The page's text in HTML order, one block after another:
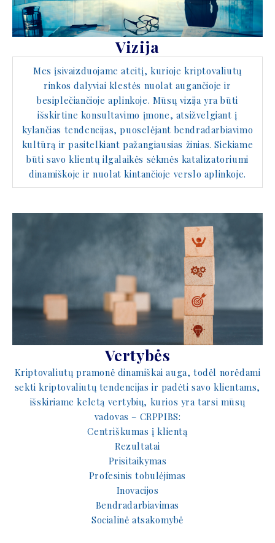
Vizija
Mes įsivaizduojame ateitį, kurioje kriptovaliutų
rinkos dalyviai klestės nuolat augančioje ir
besiplečiančioje aplinkoje. Mūsų vizija yra būti
išskirtine konsultavimo įmone, atsižvelgiant į
kylančias tendencijas, puoselėjant bendradarbiavimo
kultūrą ir pasitelkiant pažangiausias žinias. Siekiame
būti savo klientų ilgalaikės sėkmės katalizatoriumi
dinamiškoje ir nuolat kintančioje verslo aplinkoje.
Vertybės
Kriptovaliutų pramonė dinamiškai auga, todėl norėdami
sekti kriptovaliutų tendencijas ir padėti savo klientams,
išskiriame keletą vertybių, kurios yra tarsi mūsų
vadovas – CRPPIBS:
Centriškumas į klientą
Rezultatai
Prisitaikymas
Profesinis tobulėjimas
Inovacijos
Bendradarbiavimas
Socialinė atsakomybė